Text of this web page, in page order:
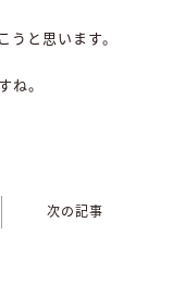
と思います。
ね。
次の記事